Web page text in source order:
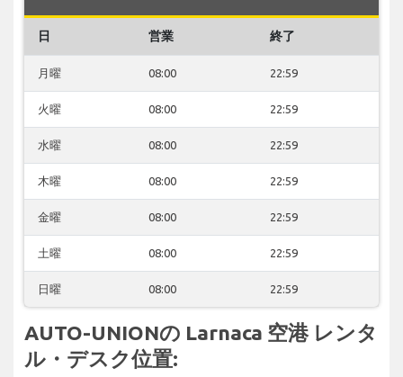
日 営業 終了
月曜 08:00 22:59
火曜 08:00 22:59
水曜 08:00 22:59
木曜 08:00 22:59
金曜 08:00 22:59
土曜 08:00 22:59
日曜 08:00 22:59
AUTO-UNIONの Larnaca 空港 レンタ
ル・デスク位置: